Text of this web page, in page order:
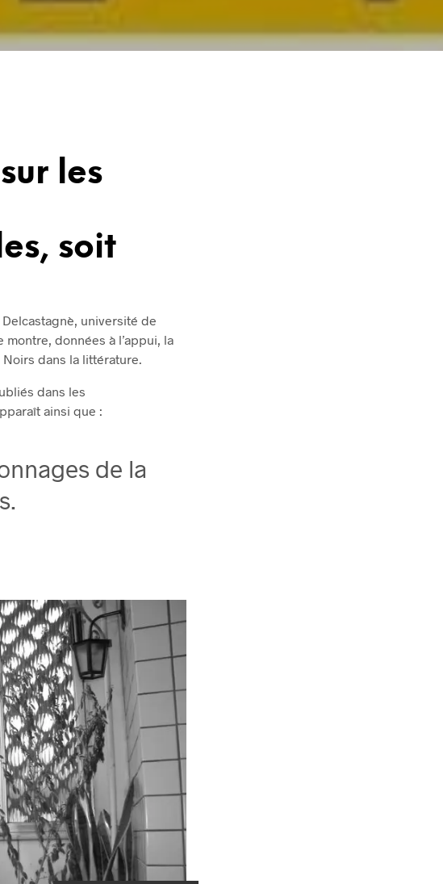
les
soit
université de
données à l’appui, la
dans la littérature.
dans les
ainsi que :
de la